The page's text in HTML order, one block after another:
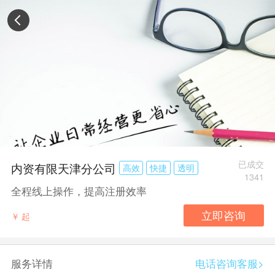
内资有限天津分公司 高效 快捷 透明
已成交
1341
全程线上操作，提高注册效率
￥ 起
服务详情 电话咨询客服>